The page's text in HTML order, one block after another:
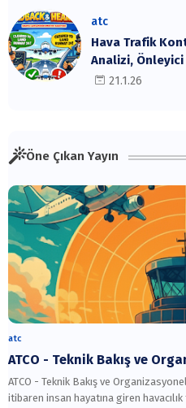
atc
Hava Trafik
Analizi,
21.1.26
Öne Çıkan Yayın
atc
ATCO - Teknik Bakış ve
ATCO - Teknik Bakış ve
itibaren insan hayatına giren